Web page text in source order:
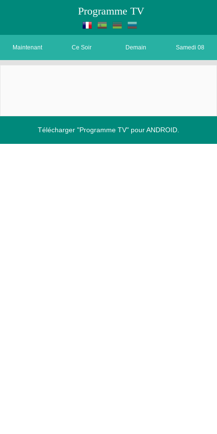
Programme TV
Maintenant Ce Soir Demain Samedi 08
Télécharger "Programme TV" pour ANDROID.